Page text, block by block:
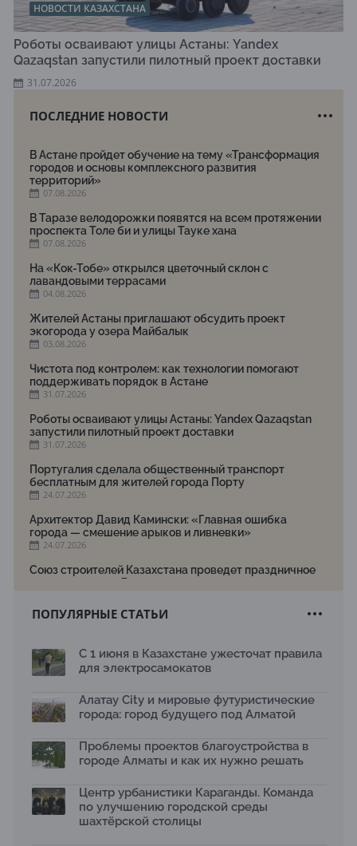
НОВОСТИ КАЗАХСТАНА
Роботы осваивают улицы Астаны: Yandex
Qazaqstan запустили пилотный проект доставки
31.07.2026
ПОСЛЕДНИЕ НОВОСТИ
В Астане пройдет обучение на тему «Трансформация
городов и основы комплексного развития
территорий»
07.08.2026
В Таразе велодорожки появятся на всем протяжении
проспекта Толе би и улицы Тауке хана
07.08.2026
На «Кок-Тобе» открылся цветочный склон с
лавандовыми террасами
04.08.2026
Жителей Астаны приглашают обсудить проект
экогорода у озера Майбалык
03.08.2026
Чистота под контролем: как технологии помогают
поддерживать порядок в Астане
31.07.2026
Роботы осваивают улицы Астаны: Yandex Qazaqstan
запустили пилотный проект доставки
31.07.2026
Португалия сделала общественный транспорт
бесплатным для жителей города Порту
24.07.2026
Архитектор Давид Камински: «Главная ошибка
города — смешение арыков и ливневки»
24.07.2026
Союз строителей Казахстана проведет праздничное
мероприятие ко Дню строителя
Новый Строительный кодекс: что изменилось для
17.07.2026
рободоставки в Астане
15.07.2026
2026 принимает заявки до 31 июля
13.07.2026
темой новой выставки в «Целинном»
13.07.2026
ПОПУЛЯРНЫЕ СТАТЬИ
С 1 июня в Казахстане ужесточат правила
для электросамокатов
Алатау City и мировые футуристические
города: город будущего под Алматой
Проблемы проектов благоустройства в
городе Алматы и как их нужно решать
Центр урбанистики Караганды. Команда
по улучшению городской среды
шахтёрской столицы